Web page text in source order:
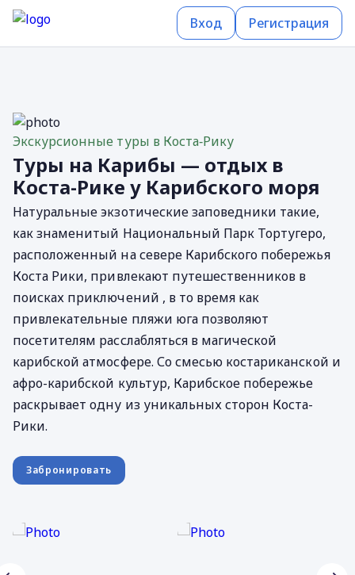
Вход Регистрация
Экскурсионные туры в Коста‐Рику
Туры на Карибы — отдых в
Коста-Рике у Карибского моря
Натуральные экзотические заповедники такие,
как знаменитый Национальный Парк Тортугеро,
расположенный на севере Карибского побережья
Коста Рики, привлекают путешественников в
поисках приключений , в то время как
привлекательные пляжи юга позволяют
посетителям расслабляться в магической
карибской атмосфере. Со смесью костариканской и
афро-карибской культур, Карибское побережье
раскрывает одну из уникальных сторон Коста-
Рики.
Забронировать